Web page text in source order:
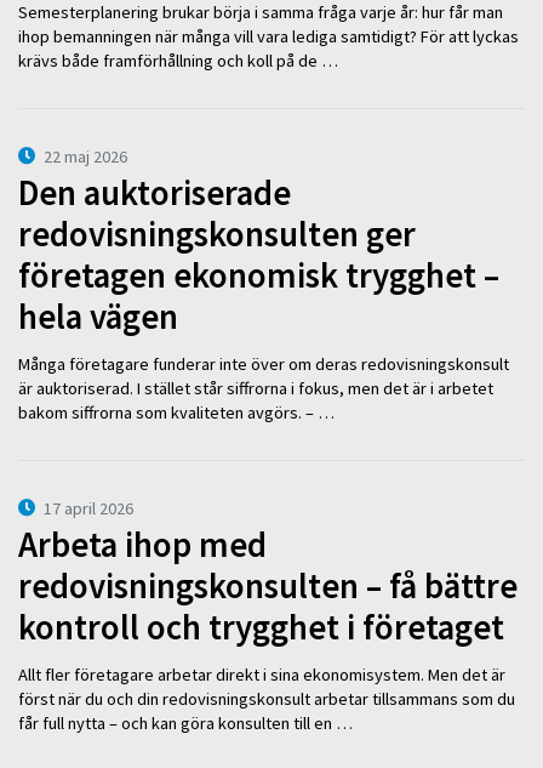
Semesterplanering brukar börja i samma fråga varje år: hur får man
ihop bemanningen när många vill vara lediga samtidigt? För att lyckas
krävs både framförhållning och koll på de …
22 maj 2026
Den auktoriserade
redovisningskonsulten ger
företagen ekonomisk trygghet –
hela vägen
Många företagare funderar inte över om deras redovisningskonsult
är auktoriserad. I stället står siffrorna i fokus, men det är i arbetet
bakom siffrorna som kvaliteten avgörs. – …
17 april 2026
Arbeta ihop med
redovisningskonsulten – få bättre
kontroll och trygghet i företaget
Allt fler företagare arbetar direkt i sina ekonomisystem. Men det är
först när du och din redovisningskonsult arbetar tillsammans som du
får full nytta – och kan göra konsulten till en …